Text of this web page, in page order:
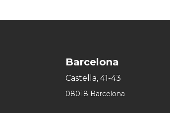
Barcelona
Castella, 41-43
08018 Barcelona